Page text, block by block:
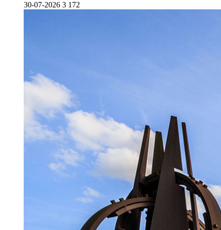
30-07-2026 3 172